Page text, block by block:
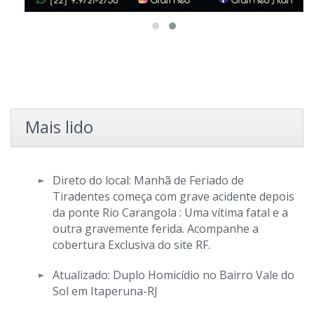
Mais lido
Direto do local: Manhã de Feriado de
Tiradentes começa com grave acidente depois
da ponte Rio Carangola : Uma vítima fatal e a
outra gravemente ferida. Acompanhe a
cobertura Exclusiva do site RF.
Atualizado: Duplo Homicídio no Bairro Vale do
Sol em Itaperuna-RJ